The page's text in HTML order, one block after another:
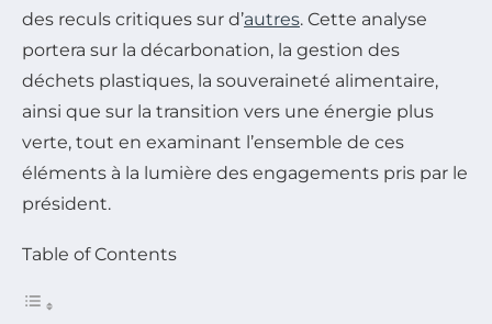
des reculs critiques sur d’autres. Cette analyse
portera sur la décarbonation, la gestion des
déchets plastiques, la souveraineté alimentaire,
ainsi que sur la transition vers une énergie plus
verte, tout en examinant l’ensemble de ces
éléments à la lumière des engagements pris par le
président.
Table of Contents